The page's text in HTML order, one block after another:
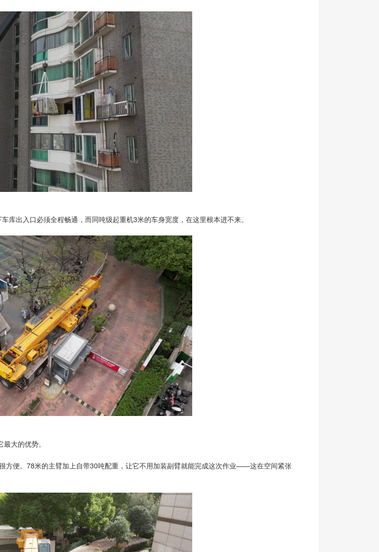
出入口必须全程畅通，而同吨级起重机3米的车身宽度，在这里根本进不来。
大的优势。
方便。78米的主臂加上自带30吨配重，让它不用加装副臂就能完成这次作业——这在空间紧张